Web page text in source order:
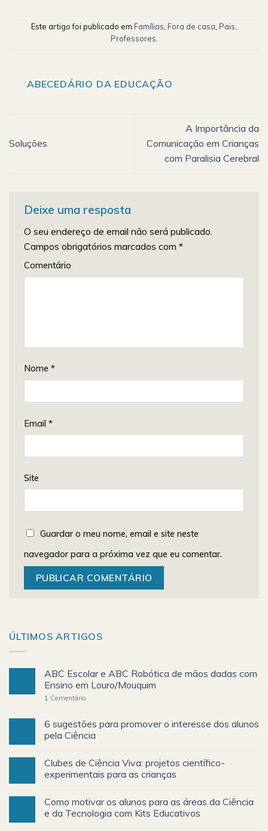
Este artigo foi publicado em Famílias, Fora de casa, Pais,
Professores.
ABECEDÁRIO DA EDUCAÇÃO
Soluções
A Importância da
Comunicação em Crianças
com Paralisia Cerebral
Deixe uma resposta
O seu endereço de email não será publicado.
Campos obrigatórios marcados com *
Comentário
Nome *
Email *
Site
Guardar o meu nome, email e site neste
navegador para a próxima vez que eu comentar.
ÚLTIMOS ARTIGOS
ABC Escolar e ABC Robótica de mãos dadas com
Ensino em Louro/Mouquim
1 Comentário
6 sugestões para promover o interesse dos alunos
pela Ciência
Clubes de Ciência Viva: projetos científico-
experimentais para as crianças
Como motivar os alunos para as áreas da Ciência
e da Tecnologia com Kits Educativos